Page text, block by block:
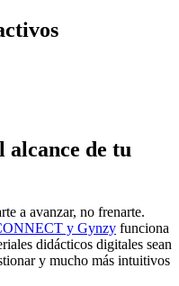
alcance de tu
a avanzar, no frenarte.
y Gynzy funciona
didácticos digitales sean
y mucho más intuitivos